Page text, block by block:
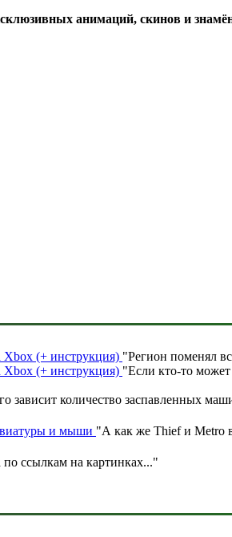
анимаций, скинов и
Xbox (+ инструкция) "Регион поменял
Xbox (+ инструкция) "Если кто-то
зависит количество заспавленных
и мыши "А как же Thief и Metro
по ссылкам на картинках..."